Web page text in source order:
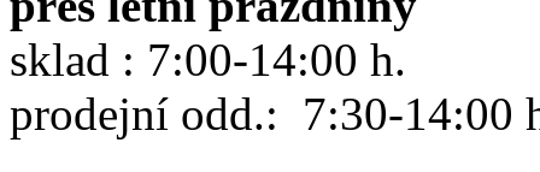
sklad : 7:00-14:00 h.
prodejní odd.: 7:30-14:00